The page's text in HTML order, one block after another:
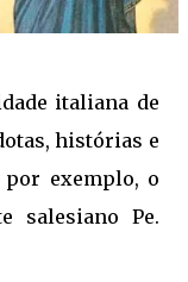
italiana de
histórias e
exemplo, o
salesiano Pe.